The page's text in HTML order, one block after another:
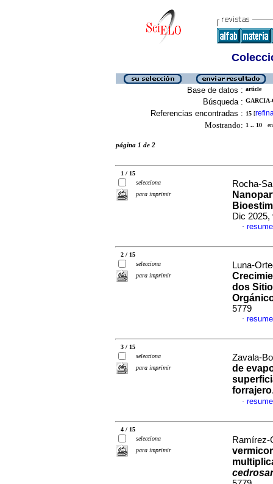
Base de datos : article
Búsqueda :
Referencias encontradas : 15 [
Mostrando: 1 .. 10 en
página 1 de 2
1 / 15
selecciona
para imprimir
Rocha-
Dic 2025,
·
2 / 15
selecciona
para imprimir
Luna-
dos
5779
·
3 / 15
selecciona
para imprimir
Zavala-
de
forrajero
·
4 / 15
selecciona
para imprimir
Ramírez-